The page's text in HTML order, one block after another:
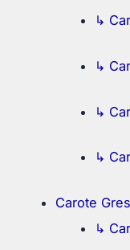
↳
↳
↳
↳
Carote
↳